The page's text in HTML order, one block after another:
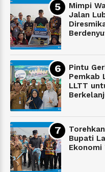
Mimpi
Jalan
Pintu
Pemkab
LLTT
Bupati
Ekonomi